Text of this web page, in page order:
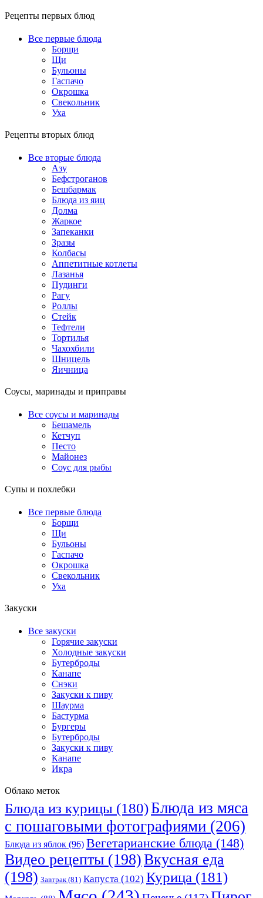
Рецепты первых блюд
Все первые блюда
Борщи
Щи
Бульоны
Гаспачо
Окрошка
Свекольник
Уха
Рецепты вторых блюд
Все вторые блюда
Азу
Бефстроганов
Бешбармак
Блюда из яиц
Долма
Жаркое
Запеканки
Зразы
Колбасы
Аппетитные котлеты
Лазанья
Пудинги
Рагу
Роллы
Стейк
Тефтели
Тортилья
Чахохбили
Шницель
Яичница
Соусы, маринады и приправы
Все соусы и маринады
Бешамель
Кетчуп
Песто
Майонез
Соус для рыбы
Супы и похлебки
Все первые блюда
Борщи
Щи
Бульоны
Гаспачо
Окрошка
Свекольник
Уха
Закуски
Все закуски
Горячие закуски
Холодные закуски
Бутерброды
Канапе
Снэки
Закуски к пиву
Шаурма
Бастурма
Бургеры
Бутерброды
Закуски к пиву
Канапе
Икра
Облако меток
Блюда из курицы (180)Блюда из мяса
с пошаговыми фотографиями (206)
Блюда из яблок (96) Вегетарианские блюда (148)
Видео рецепты (198)Вкусная еда
(198) Завтрак(81) Капуста (102) Курица (181)